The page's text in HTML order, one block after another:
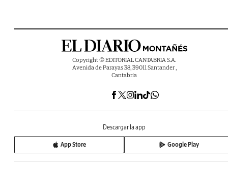
Copyright © EDITORIAL CANTABRIA S.A.
Avenida de Parayas 38, 39011 Santander ,
Cantabria
Descargar la app
App Store Google Play